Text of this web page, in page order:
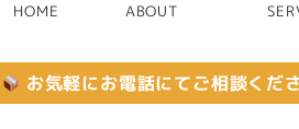
HOME ABOUT
お気軽にお電話にてご相談くだ